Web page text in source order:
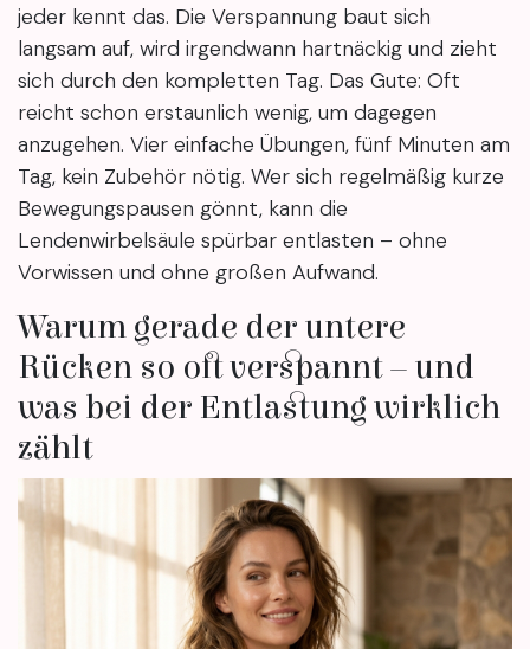
jeder kennt das. Die Verspannung baut sich
langsam auf, wird irgendwann hartnäckig und zieht
sich durch den kompletten Tag. Das Gute: Oft
reicht schon erstaunlich wenig, um dagegen
anzugehen. Vier einfache Übungen, fünf Minuten am
Tag, kein Zubehör nötig. Wer sich regelmäßig kurze
Bewegungspausen gönnt, kann die
Lendenwirbelsäule spürbar entlasten – ohne
Vorwissen und ohne großen Aufwand.
Warum gerade der untere
Rücken so oft verspannt – und
was bei der Entlastung wirklich
zählt